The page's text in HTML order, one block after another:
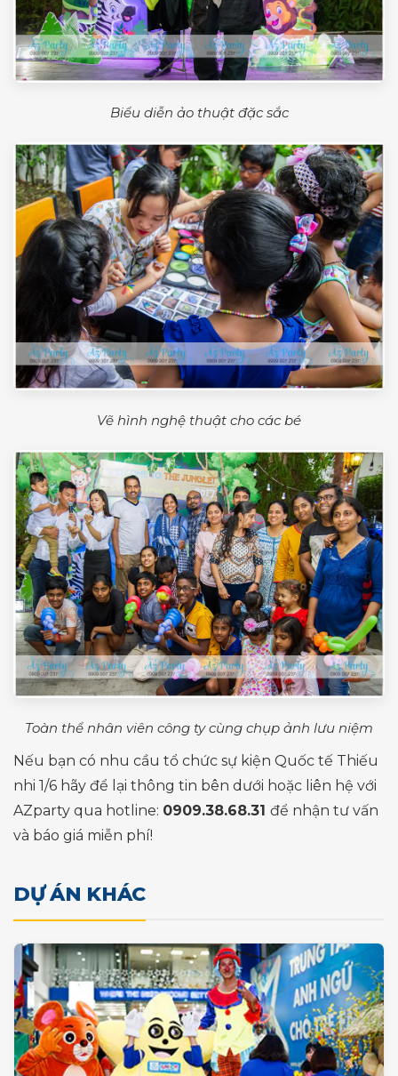
Biểu diễn ảo thuật đặc sắc
Vẽ hình nghệ thuật cho các bé
Toàn thể nhân viên công ty cùng chụp ảnh lưu niệm
Nếu bạn có nhu cầu tổ chức sự kiện Quốc tế Thiếu
nhi 1/6 hãy để lại thông tin bên dưới hoặc liên hệ với
AZparty qua hotline: 0909.38.68.31 để nhận tư vấn
và báo giá miễn phí!
DỰ ÁN KHÁC